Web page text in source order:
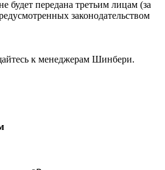
будет передана третьим лицам (за
законодательством
к менеджерам Шинбери.